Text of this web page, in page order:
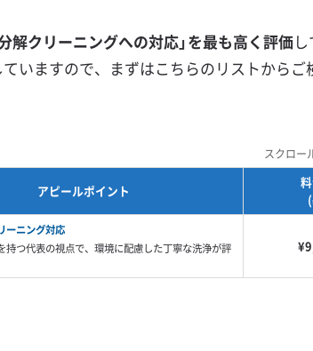
防汚コーティング
解クリーニングへの対応」を最も高く評価
いますので、まずはこちらのリストからご
スクロー
アピールポイント
ーニング対応
持つ代表の視点で、環境に配慮した丁寧な洗浄が評